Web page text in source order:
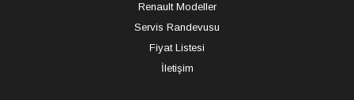
Renault Modeller
Servis Randevusu
Fiyat Listesi
İletişim